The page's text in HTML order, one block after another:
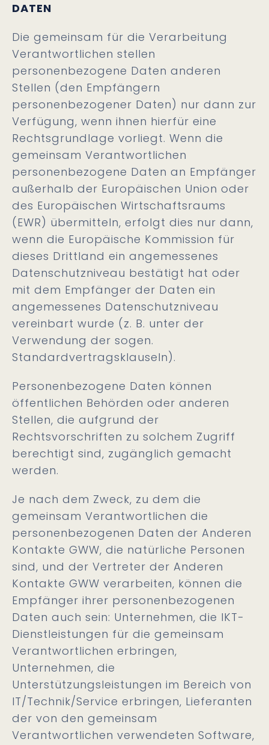
DATEN
Die gemeinsam für die Verarbeitung
Verantwortlichen stellen
personenbezogene Daten anderen
Stellen (den Empfängern
personenbezogener Daten) nur dann zur
Verfügung, wenn ihnen hierfür eine
Rechtsgrundlage vorliegt. Wenn die
gemeinsam Verantwortlichen
personenbezogene Daten an Empfänger
außerhalb der Europäischen Union oder
des Europäischen Wirtschaftsraums
(EWR) übermitteln, erfolgt dies nur dann,
wenn die Europäische Kommission für
dieses Drittland ein angemessenes
Datenschutzniveau bestätigt hat oder
mit dem Empfänger der Daten ein
angemessenes Datenschutzniveau
vereinbart wurde (z. B. unter der
Verwendung der sogen.
Standardvertragsklauseln).
Personenbezogene Daten können
öffentlichen Behörden oder anderen
Stellen, die aufgrund der
Rechtsvorschriften zu solchem Zugriff
berechtigt sind, zugänglich gemacht
werden.
Je nach dem Zweck, zu dem die
gemeinsam Verantwortlichen die
personenbezogenen Daten der Anderen
Kontakte GWW, die natürliche Personen
sind, und der Vertreter der Anderen
Kontakte GWW verarbeiten, können die
Empfänger ihrer personenbezogenen
Daten auch sein: Unternehmen, die IKT-
Dienstleistungen für die gemeinsam
Verantwortlichen erbringen,
Unternehmen, die
Unterstützungsleistungen im Bereich von
IT/Technik/Service erbringen, Lieferanten
der von den gemeinsam
Verantwortlichen verwendeten Software,